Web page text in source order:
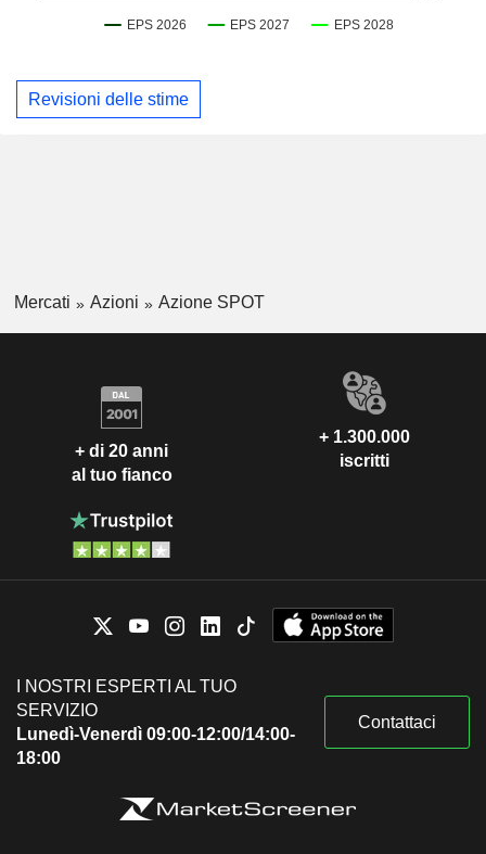
Revisioni delle stime
Mercati Azioni Azione SPOT
+ di 20 anni
al tuo fianco
+ 1.300.000
iscritti
I NOSTRI ESPERTI AL TUO
SERVIZIO
Lunedì-Venerdì 09:00-12:00/14:00-
18:00
Contattaci